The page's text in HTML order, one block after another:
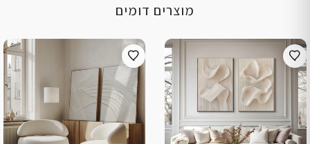
מוצרים דומים